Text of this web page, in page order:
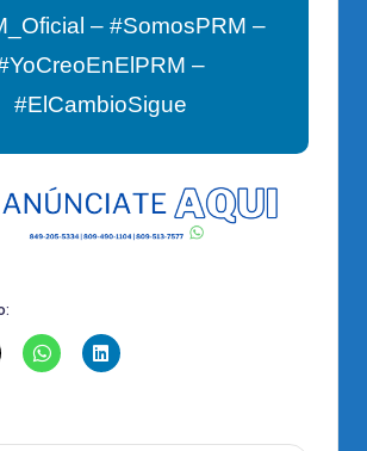
– #SomosPRM –
–
#ElCambioSigue